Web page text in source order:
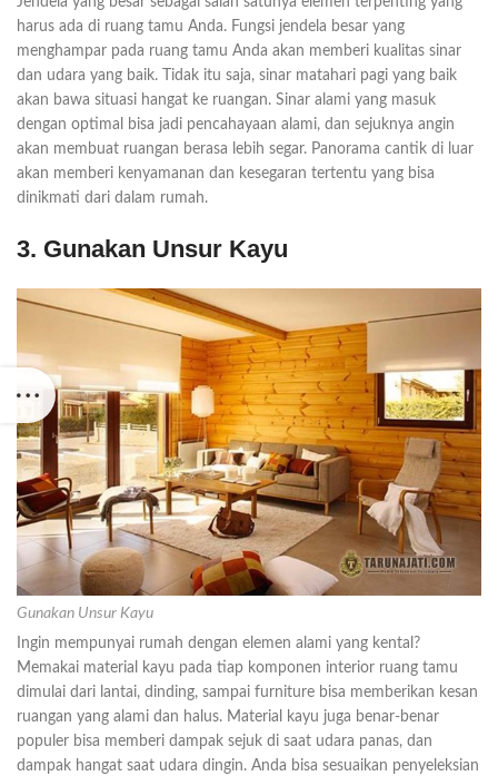
harus ada di ruang tamu Anda. Fungsi jendela besar yang
menghampar pada ruang tamu Anda akan memberi kualitas sinar
dan udara yang baik. Tidak itu saja, sinar matahari pagi yang baik
akan bawa situasi hangat ke ruangan. Sinar alami yang masuk
dengan optimal bisa jadi pencahayaan alami, dan sejuknya angin
akan membuat ruangan berasa lebih segar. Panorama cantik di luar
akan memberi kenyamanan dan kesegaran tertentu yang bisa
dinikmati dari dalam rumah.
3. Gunakan Unsur Kayu
Gunakan Unsur Kayu
Ingin mempunyai rumah dengan elemen alami yang kental?
Memakai material kayu pada tiap komponen interior ruang tamu
dimulai dari lantai, dinding, sampai furniture bisa memberikan kesan
ruangan yang alami dan halus. Material kayu juga benar-benar
populer bisa memberi dampak sejuk di saat udara panas, dan
dampak hangat saat udara dingin. Anda bisa sesuaikan penyeleksian